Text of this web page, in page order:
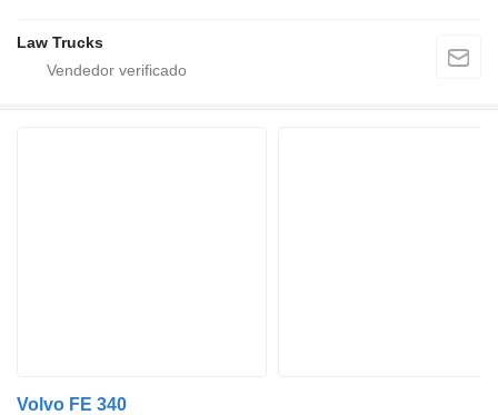
Law Trucks
Volvo FE 340